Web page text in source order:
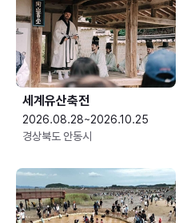
세계유산축전
2026.08.28~2026.10.25
경상북도 안동시